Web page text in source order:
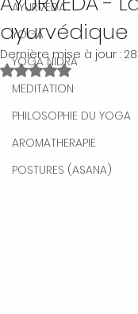
AYURVEDA
YOGA
YOGA NIDRA
MEDITATION
PHILOSOPHIE DU YOGA
AROMATHERAPIE
POSTURES (ASANA)
ayurvédique
Dernière mise à jour :
Noté NaN étoiles